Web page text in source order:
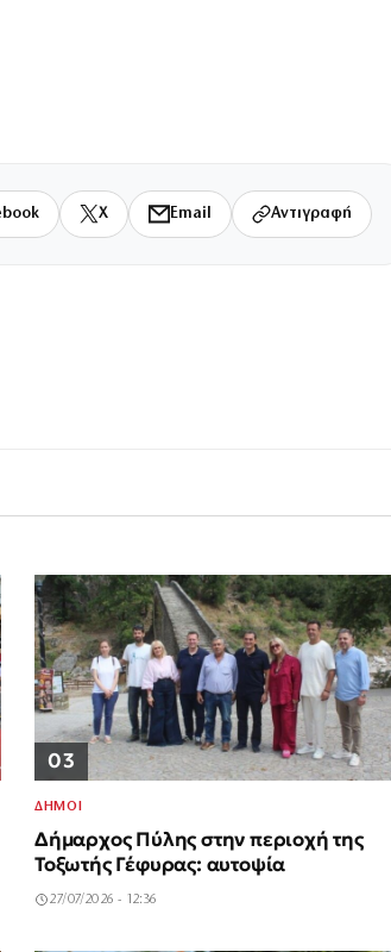
X Email Αντιγραφή
03
ΔΗΜΟΙ
Δήμαρχος Πύλης στην περιοχή της
Τοξωτής Γέφυρας: αυτοψία
27/07/2026 - 12:36